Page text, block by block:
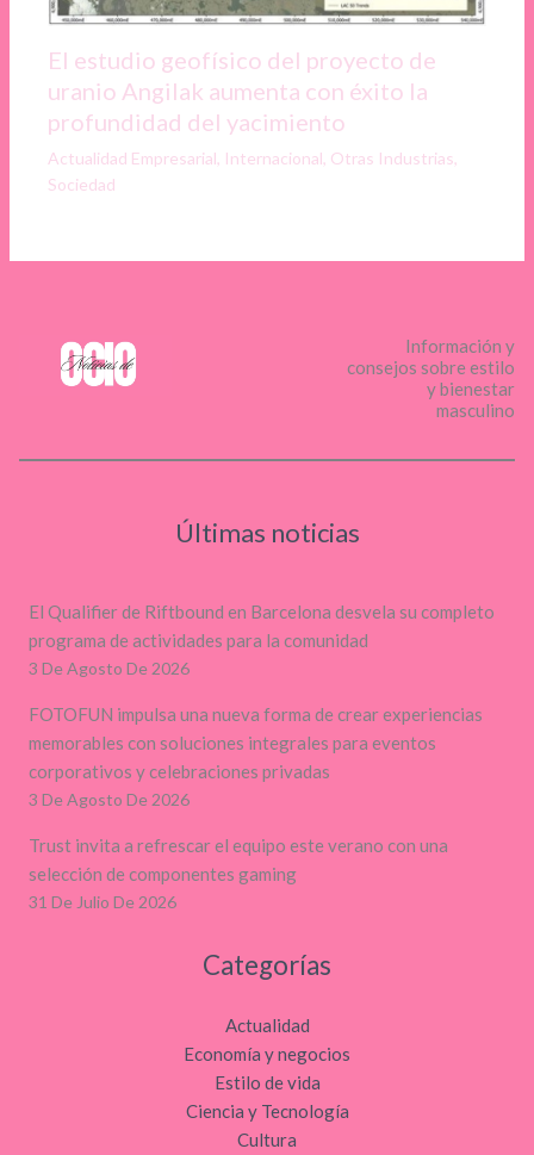
El estudio geofísico del proyecto de
uranio Angilak aumenta con éxito la
profundidad del yacimiento
Actualidad Empresarial, Internacional, Otras Industrias,
Sociedad
Información y
consejos sobre estilo
y bienestar
masculino
Últimas noticias
El Qualifier de Riftbound en Barcelona desvela su completo
programa de actividades para la comunidad
3 De Agosto De 2026
FOTOFUN impulsa una nueva forma de crear experiencias
memorables con soluciones integrales para eventos
corporativos y celebraciones privadas
3 De Agosto De 2026
Trust invita a refrescar el equipo este verano con una
selección de componentes gaming
31 De Julio De 2026
Categorías
Actualidad
Economía y negocios
Estilo de vida
Ciencia y Tecnología
Cultura